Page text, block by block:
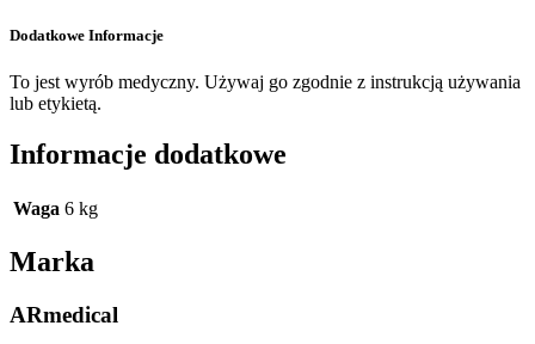
Dodatkowe Informacje
To jest wyrób medyczny. Używaj go zgodnie z instrukcją używania
lub etykietą.
Informacje dodatkowe
Waga 6 kg
Marka
ARmedical